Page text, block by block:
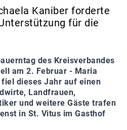
Kaniber forderte
für die
des Kreisverbandes
am 2. Februar - Maria
dieses Jahr auf einen
Landfrauen,
und weitere Gäste trafen
in St. Vitus im Gasthof